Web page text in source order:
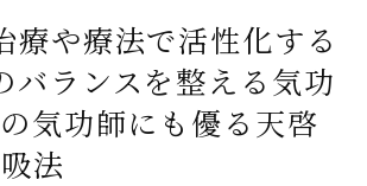
療や療法で活性化する
バランスを整える気功
気功師にも優る天啓
法